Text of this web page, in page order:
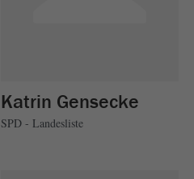
Katrin Gensecke
SPD - Landesliste